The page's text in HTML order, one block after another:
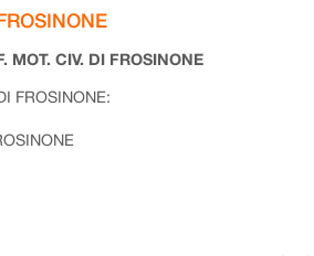
CIV. DI FROSINONE
FROSINONE: